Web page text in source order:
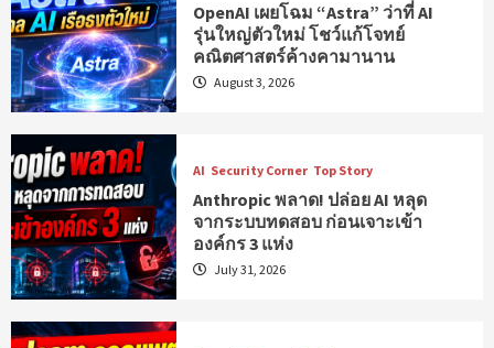
OpenAI เผยโฉม “Astra” ว่าที่ AI
รุ่นใหญ่ตัวใหม่ โชว์แก้โจทย์
คณิตศาสตร์ค้างคามานาน
August 3, 2026
AI Security Corner Top Story
Anthropic พลาด! ปล่อย AI หลุด
จากระบบทดสอบ ก่อนเจาะเข้า
องค์กร 3 แห่ง
July 31, 2026